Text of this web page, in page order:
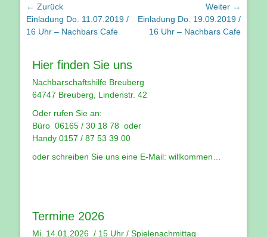
Beitragsnavigation
← Zurück
Vorhergehender
Beitrag:
Einladung Do. 11.07.2019 /
16 Uhr – Nachbars Cafe
Weiter →
Nächster
Beitrag:
Einladung Do. 19.09.2019 /
16 Uhr – Nachbars Cafe
Hier finden Sie uns
Nachbarschaftshilfe Breuberg
64747 Breuberg, Lindenstr. 42
Oder rufen Sie an:
Büro 06165 / 30 18 78 oder
Handy 0157 / 87 53 39 00
oder schreiben Sie uns eine E-Mail: willkommen…
Termine 2026
Mi. 14.01.2026 / 15 Uhr / Spielenachmittag